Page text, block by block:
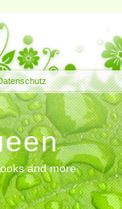
and more